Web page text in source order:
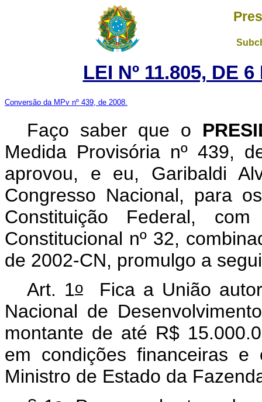
LEI Nº 11.805, DE
Conversão da MPv nº 439, de 2008.
Faço saber que o
Medida Provisória nº 439,
aprovou, e eu, Garibaldi
Congresso Nacional, para
Constituição Federal,
Constitucional nº 32,
de 2002-CN, promulgo a
Art. 1oFica a União
Nacional de
montante de até R$
em condições financeiras
Ministro de Estado da